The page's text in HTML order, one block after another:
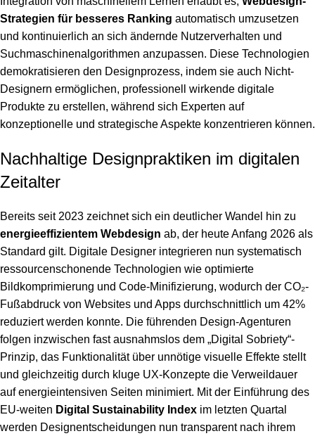
Strategien für besseres Ranking automatisch umzusetzen
und kontinuierlich an sich ändernde Nutzerverhalten und
Suchmaschinenalgorithmen anzupassen. Diese Technologien
demokratisieren den Designprozess, indem sie auch Nicht-
Designern ermöglichen, professionell wirkende digitale
Produkte zu erstellen, während sich Experten auf
konzeptionelle und strategische Aspekte konzentrieren können.
Nachhaltige Designpraktiken im digitalen
Zeitalter
Bereits seit 2023 zeichnet sich ein deutlicher Wandel hin zu
energieeffizientem Webdesign ab, der heute Anfang 2026 als
Standard gilt. Digitale Designer integrieren nun systematisch
ressourcenschonende Technologien wie optimierte
Bildkomprimierung und Code-Minifizierung, wodurch der CO₂-
Fußabdruck von Websites und Apps durchschnittlich um 42%
reduziert werden konnte. Die führenden Design-Agenturen
folgen inzwischen fast ausnahmslos dem „Digital Sobriety“-
Prinzip, das Funktionalität über unnötige visuelle Effekte stellt
und gleichzeitig durch kluge UX-Konzepte die Verweildauer
auf energieintensiven Seiten minimiert. Mit der Einführung des
EU-weiten Digital Sustainability Index im letzten Quartal
werden Designentscheidungen nun transparent nach ihrem